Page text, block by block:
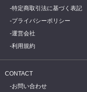
特定商取引法に基づく表記
プライバシーポリシー
運営会社
利用規約
CONTACT
お問い合わせ